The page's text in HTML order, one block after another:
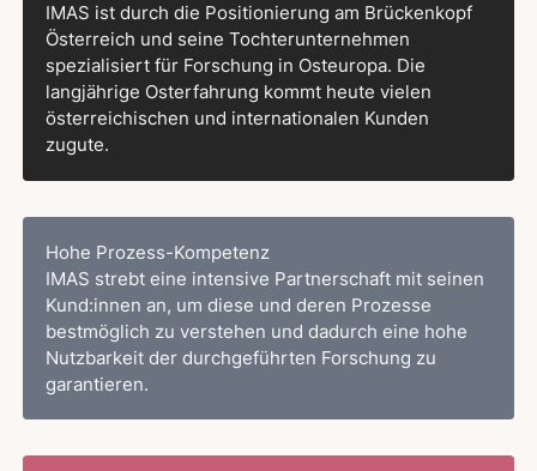
IMAS ist durch die Positionierung am Brückenkopf
Österreich und seine Tochterunternehmen
spezialisiert für Forschung in Osteuropa. Die
langjährige Osterfahrung kommt heute vielen
österreichischen und internationalen Kunden
zugute.
Hohe Prozess-Kompetenz
IMAS strebt eine intensive Partnerschaft mit seinen
Kund:innen an, um diese und deren Prozesse
bestmöglich zu verstehen und dadurch eine hohe
Nutzbarkeit der durchgeführten Forschung zu
garantieren.